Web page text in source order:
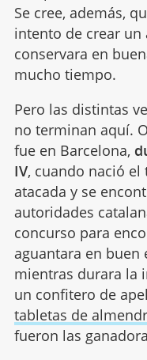
Se cree, además,
intento de crear
conservara en
mucho tiempo.
Pero las distintas
no terminan aquí.
fue en Barcelona,
IV, cuando nació
atacada y se
autoridades
concurso para
aguantara en
mientras durara la
un confitero de
tabletas de
fueron las